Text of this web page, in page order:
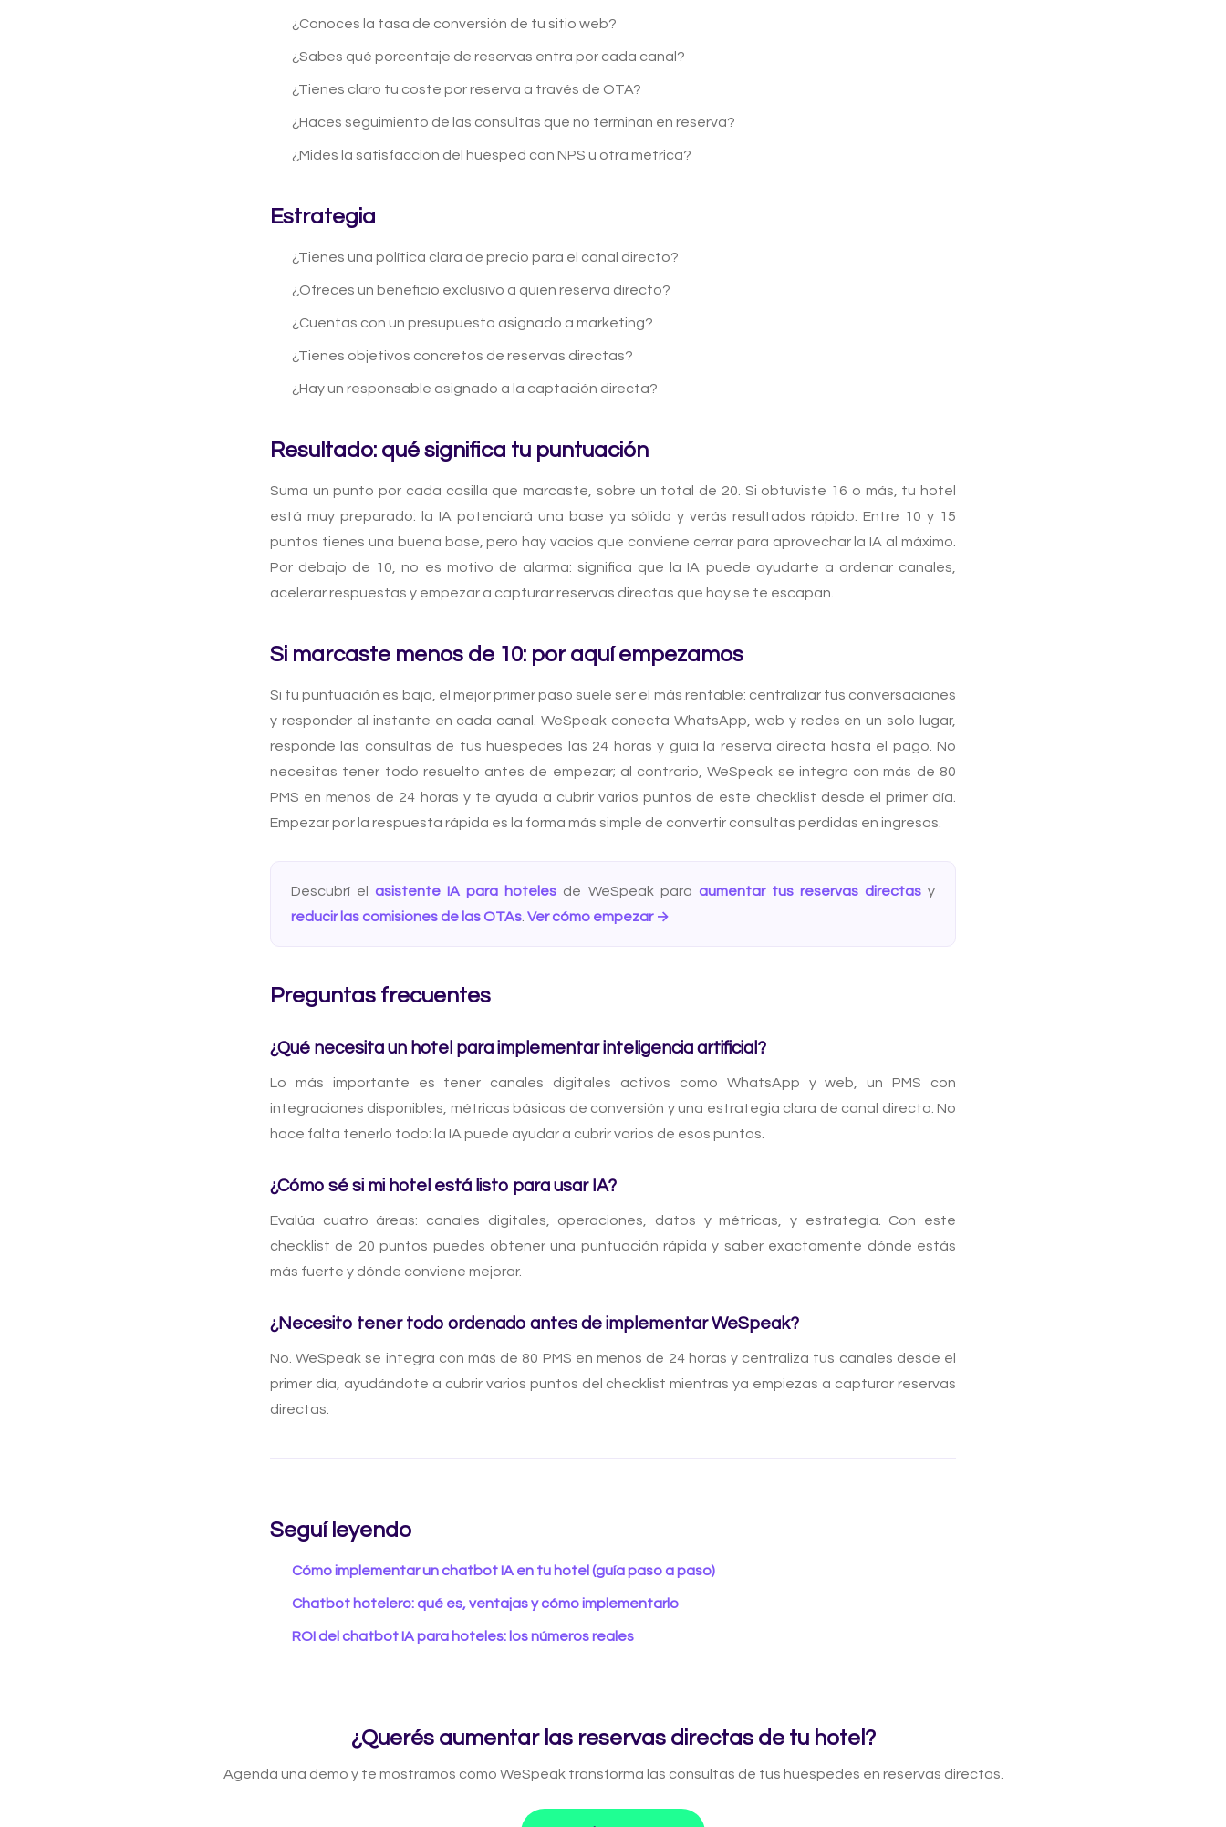
¿Conoces la tasa de conversión de tu sitio web?
¿Sabes qué porcentaje de reservas entra por cada canal?
¿Tienes claro tu coste por reserva a través de OTA?
¿Haces seguimiento de las consultas que no terminan en reserva?
¿Mides la satisfacción del huésped con NPS u otra métrica?
Estrategia
¿Tienes una política clara de precio para el canal directo?
¿Ofreces un beneficio exclusivo a quien reserva directo?
¿Cuentas con un presupuesto asignado a marketing?
¿Tienes objetivos concretos de reservas directas?
¿Hay un responsable asignado a la captación directa?
Resultado: qué significa tu puntuación
Suma un punto por cada casilla que marcaste, sobre un total de 20. Si obtuviste 16 o más, tu hotel
está muy preparado: la IA potenciará una base ya sólida y verás resultados rápido. Entre 10 y 15
puntos tienes una buena base, pero hay vacíos que conviene cerrar para aprovechar la IA al máximo.
Por debajo de 10, no es motivo de alarma: significa que la IA puede ayudarte a ordenar canales,
acelerar respuestas y empezar a capturar reservas directas que hoy se te escapan.
Si marcaste menos de 10: por aquí empezamos
Si tu puntuación es baja, el mejor primer paso suele ser el más rentable: centralizar tus conversaciones
y responder al instante en cada canal. WeSpeak conecta WhatsApp, web y redes en un solo lugar,
responde las consultas de tus huéspedes las 24 horas y guía la reserva directa hasta el pago. No
necesitas tener todo resuelto antes de empezar; al contrario, WeSpeak se integra con más de 80
PMS en menos de 24 horas y te ayuda a cubrir varios puntos de este checklist desde el primer día.
Empezar por la respuesta rápida es la forma más simple de convertir consultas perdidas en ingresos.
Descubrí elasistente IA para hoteles de WeSpeak para aumentar tus reservas directasy
reducir las comisiones de las OTAs Ver cómo empezar →
Preguntas frecuentes
¿Qué necesita un hotel para implementar inteligencia artificial?
Lo más importante es tener canales digitales activos como WhatsApp y web, un PMS con
integraciones disponibles, métricas básicas de conversión y una estrategia clara de canal directo. No
hace falta tenerlo todo: la IA puede ayudar a cubrir varios de esos puntos.
¿Cómo sé si mi hotel está listo para usar IA?
Evalúa cuatro áreas: canales digitales, operaciones, datos y métricas, y estrategia. Con este
checklist de 20 puntos puedes obtener una puntuación rápida y saber exactamente dónde estás
más fuerte y dónde conviene mejorar.
¿Necesito tener todo ordenado antes de implementar WeSpeak?
No. WeSpeak se integra con más de 80 PMS en menos de 24 horas y centraliza tus canales desde el
primer día, ayudándote a cubrir varios puntos del checklist mientras ya empiezas a capturar reservas
directas.
Seguí leyendo
Cómo implementar un chatbot IA en tu hotel (guía paso a paso)
Chatbot hotelero: qué es, ventajas y cómo implementarlo
ROI del chatbot IA para hoteles: los números reales
¿Querés aumentar las reservas directas de tu hotel?
Agendá una demo y te mostramos cómo WeSpeak transforma las consultas de tus huéspedes en reservas directas.